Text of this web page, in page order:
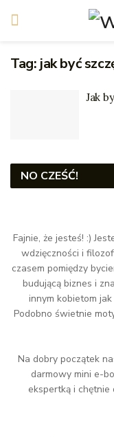
Tag: jak być
Jak
NO CZEŚĆ!
Fajnie, że jesteś! :)
wdzięczności i
czasem pomiędzy
budującą biznes i
innym kobietom
Podobno świetnie
Na dobry początek
darmowy mini e-
ekspertką i chętnie